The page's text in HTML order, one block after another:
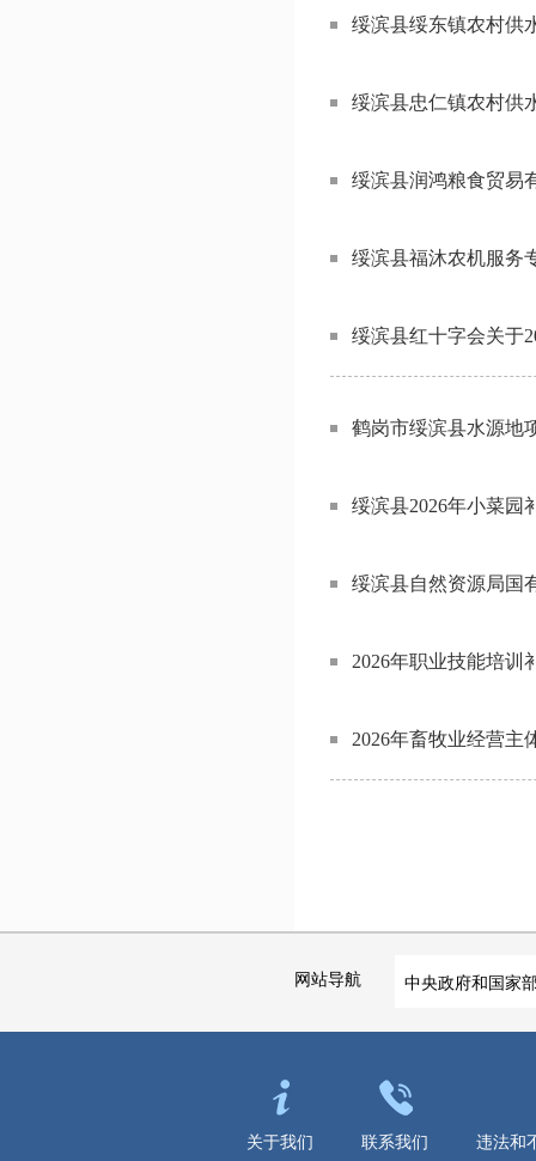
绥滨县绥东镇农村供
绥滨县忠仁镇农村供
绥滨县润鸿粮食贸易
绥滨县福沐农机服务
绥滨县红十字会关于
鹤岗市绥滨县水源地
绥滨县2026年小菜园
绥滨县自然资源局国
2026年职业技能培训
2026年畜牧业经营主
网站导航 中央政府和国家
关于我们 联系我们 违法和